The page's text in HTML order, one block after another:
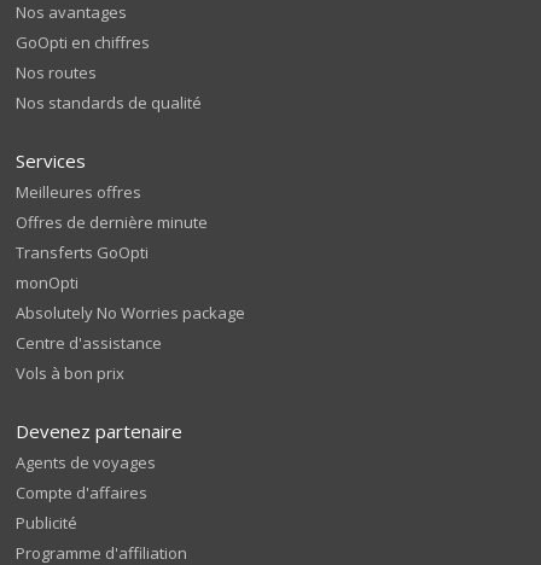
Nos avantages
GoOpti en chiffres
Nos routes
Nos standards de qualité
Services
Meilleures offres
Offres de dernière minute
Transferts GoOpti
monOpti
Absolutely No Worries package
Centre d'assistance
Vols à bon prix
Devenez partenaire
Agents de voyages
Compte d'affaires
Publicité
Programme d'affiliation